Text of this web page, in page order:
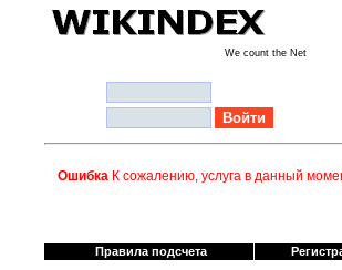
We count the Net
Ошибка К сожалению, услуга в данный
Правила подсчета